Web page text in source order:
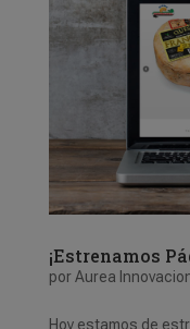
¡Estrenamos
porAurea
Hoy estamos de